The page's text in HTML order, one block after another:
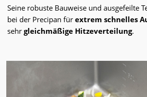
Seine robuste Bauweise und ausgefeilte
bei der Precipan für extrem schnelles
sehr gleichmäßige Hitzeverteilung.